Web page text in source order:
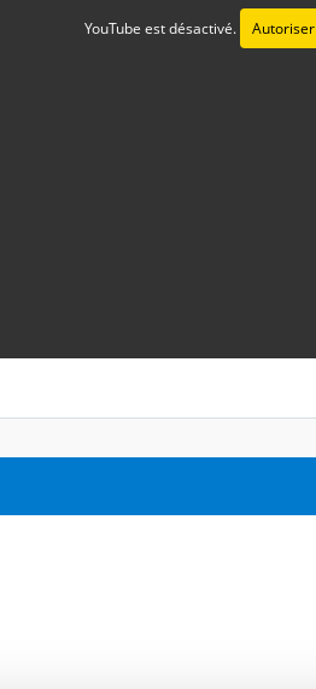
YouTube est désactivé. Autoriser